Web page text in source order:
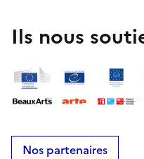
Ils nous
Nos partenaires